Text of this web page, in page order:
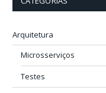
Arquitetura
Microsserviços
Testes